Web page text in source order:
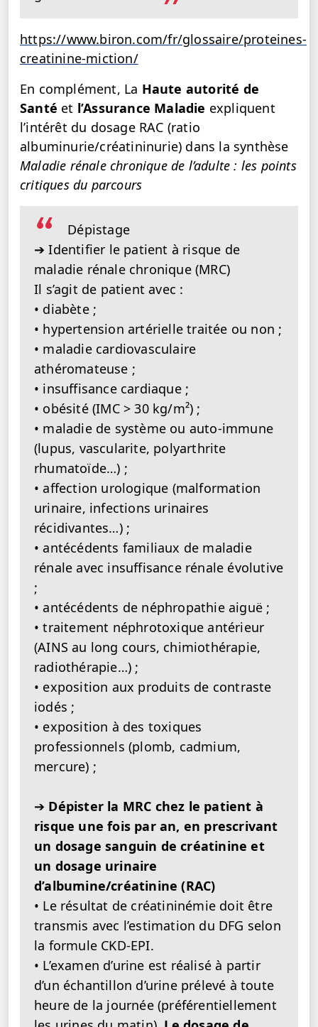
https://www.biron.com/fr/glossaire/proteines-
creatinine-miction/
En complément, La Haute autorité de
Santé et l’Assurance Maladie expliquent
l’intérêt du dosage RAC (ratio
albuminurie/créatininurie) dans la synthèse
Maladie rénale chronique de l’adulte : les points
critiques du parcours
Dépistage
➔ Identifier le patient à risque de
maladie rénale chronique (MRC)
Il s’agit de patient avec :
• diabète ;
• hypertension artérielle traitée ou non ;
• maladie cardiovasculaire
athéromateuse ;
• insuffisance cardiaque ;
• obésité (IMC > 30 kg/m²) ;
• maladie de système ou auto-immune
(lupus, vascularite, polyarthrite
rhumatoïde…) ;
• affection urologique (malformation
urinaire, infections urinaires
récidivantes…) ;
• antécédents familiaux de maladie
rénale avec insuffisance rénale évolutive
;
• antécédents de néphropathie aiguë ;
• traitement néphrotoxique antérieur
(AINS au long cours, chimiothérapie,
radiothérapie…) ;
• exposition aux produits de contraste
iodés ;
• exposition à des toxiques
professionnels (plomb, cadmium,
mercure) ;
➔ Dépister la MRC chez le patient à
risque une fois par an, en prescrivant
un dosage sanguin de créatinine et
un dosage urinaire
d’albumine/créatinine (RAC)
• Le résultat de créatininémie doit être
transmis avec l’estimation du DFG selon
la formule CKD-EPI.
• L’examen d’urine est réalisé à partir
d’un échantillon d’urine prélevé à toute
heure de la journée (préférentiellement